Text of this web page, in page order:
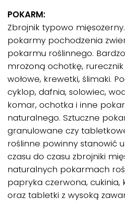
POKARM:
Zbrojnik typowo
pokarmy pochodzenia
pokarmu roślinnego.
mrożoną ochotkę,
wołowe, krewetki, ślimaki.
cyklop, dafnia, solowiec,
komar, ochotka i inne
naturalnego. Sztuczne
granulowane czy
roślinne powinny stanowić
czasu do czasu zbrojniki
naturalnych pokarmach
papryka czerwona, cukinia,
oraz tabletki z wysoką